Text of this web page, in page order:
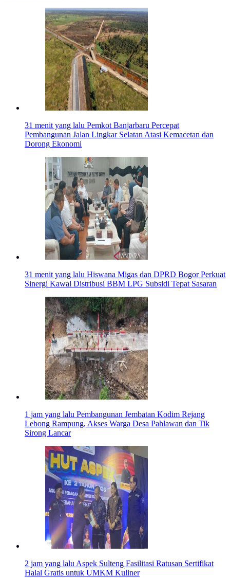
31 menit yang lalu Pemkot Banjarbaru Percepat
Pembangunan Jalan Lingkar Selatan Atasi Kemacetan dan
Dorong Ekonomi
31 menit yang lalu Hiswana Migas dan DPRD Bogor Perkuat
Sinergi Kawal Distribusi BBM LPG Subsidi Tepat Sasaran
1 jam yang lalu Pembangunan Jembatan Kodim Rejang
Lebong Rampung, Akses Warga Desa Pahlawan dan Tik
Sirong Lancar
2 jam yang laluAspek Sulteng Fasilitasi Ratusan Sertifikat
Halal Gratis untuk UMKM Kuliner